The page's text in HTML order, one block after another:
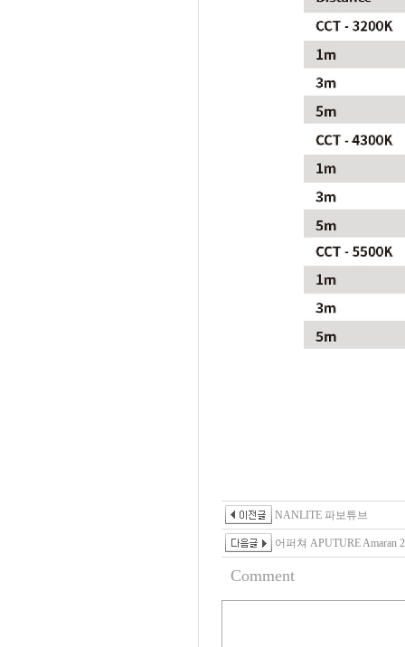
NANLITE 파보튜브
어퍼쳐 APUTURE Amaran
Comment